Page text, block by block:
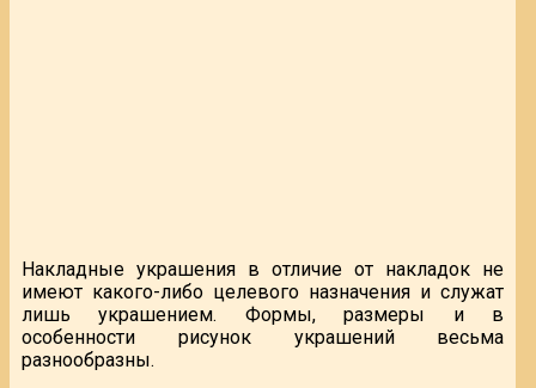
Накладные украшения в отличие от накладок не
имеют какого-либо целевого назначения и служат
лишь украшением. Формы, размеры и в
особенности рисунок украшений весьма
разнообразны.